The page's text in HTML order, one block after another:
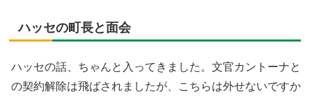
ハッセの町長と面会
ハッセの話、ちゃんと入ってきました。文官カントーナと
の契約解除は飛ばされましたが、こちらは外せないですか